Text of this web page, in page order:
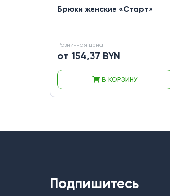
Брюки женские «Старт»
Розничная цена
от 154,37 BYN
В КОРЗИНУ
Подпишитесь